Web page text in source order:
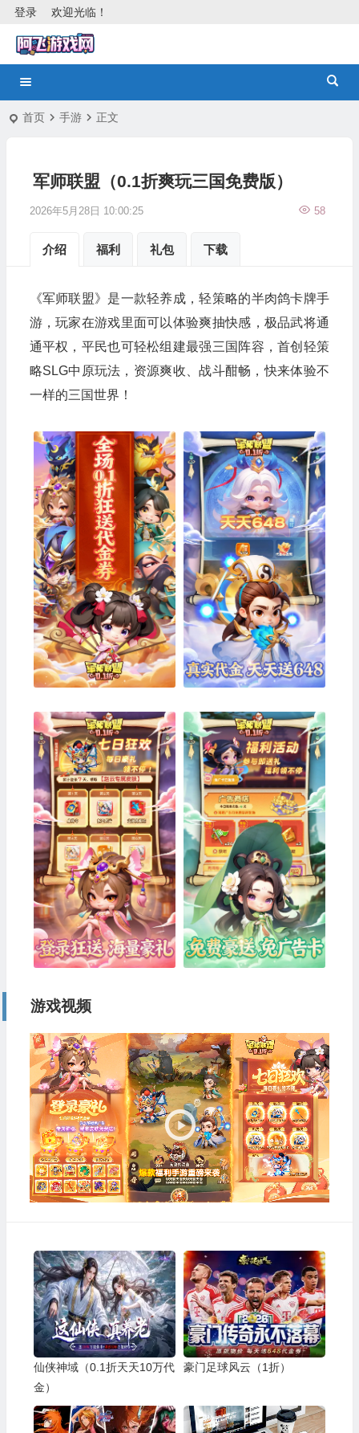
欢迎光临！
登录
首页 手游 正文
军师联盟（0.1折爽玩三国免费版）
2026年5月28日 10:00:25 58
介绍 福利 礼包 下载
《军师联盟》是一款轻养成，轻策略的半肉鸽卡牌手
游，玩家在游戏里面可以体验爽抽快感，极品武将通
通平权，平民也可轻松组建最强三国阵容，首创轻策
略SLG中原玩法，资源爽收、战斗酣畅，快来体验不
一样的三国世界！
游戏视频
视
频
播
放
器
仙侠神域（0.1折天天10万代
金）
豪门足球风云（1折）